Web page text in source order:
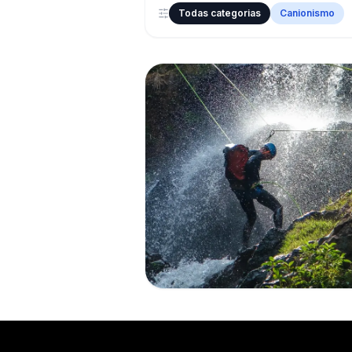
Todas categorias Canionismo